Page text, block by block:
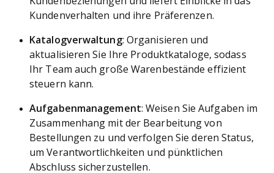
Kundenverhalten und ihre Präferenzen.
Katalogverwaltung: Organisieren und
aktualisieren Sie Ihre Produktkataloge, sodass
Ihr Team auch große Warenbestände effizient
steuern kann.
Aufgabenmanagement: Weisen Sie Aufgaben im
Zusammenhang mit der Bearbeitung von
Bestellungen zu und verfolgen Sie deren Status,
um Verantwortlichkeiten und pünktlichen
Abschluss sicherzustellen.